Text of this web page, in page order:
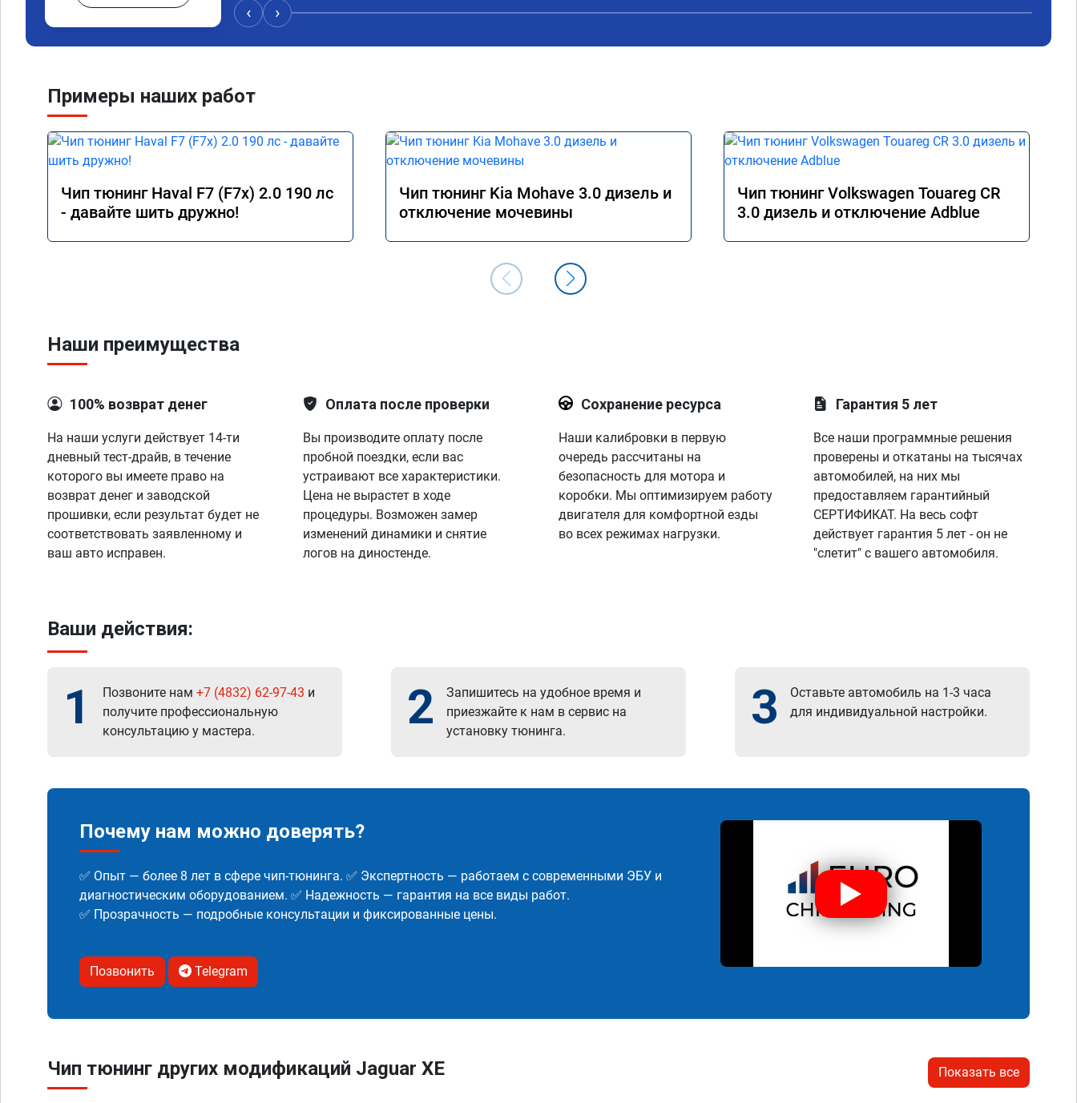
всем, кто сомневается.
‹ ›
Примеры наших работ
Чип тюнинг Haval F7 (F7x) 2.0 190 лс
- давайте шить дружно!
Чип тюнинг Kia Mohave 3.0 дизель и
отключение мочевины
Чип тюнинг Volkswagen Touareg CR
3.0 дизель и отключение Adblue
Наши преимущества
100% возврат денег
На наши услуги действует 14-ти
дневный тест-драйв, в течение
которого вы имеете право на
возврат денег и заводской
прошивки, если результат будет не
соответствовать заявленному и
ваш авто исправен.
Оплата после проверки
Вы производите оплату после
пробной поездки, если вас
устраивают все характеристики.
Цена не вырастет в ходе
процедуры. Возможен замер
изменений динамики и снятие
логов на диностенде.
Сохранение ресурса
Наши калибровки в первую
очередь рассчитаны на
безопасность для мотора и
коробки. Мы оптимизируем работу
двигателя для комфортной езды
во всех режимах нагрузки.
Гарантия 5 лет
Все наши программные решения
проверены и откатаны на тысячах
автомобилей, на них мы
предоставляем гарантийный
СЕРТИФИКАТ. На весь софт
действует гарантия 5 лет - он не
"слетит" с вашего автомобиля.
Ваши действия:
1 Позвоните нам +7 (4832) 62-97-43 и
получите профессиональную
консультацию у мастера.
2
Запишитесь на удобное время и
приезжайте к нам в сервис на
установку тюнинга.
3
Оставьте автомобиль на 1-3 часа
для индивидуальной настройки.
Почему нам можно доверять?
✅ Опыт — более 8 лет в сфере чип-тюнинга. ✅ Экспертность — работаем с современными ЭБУ и
диагностическим оборудованием. ✅ Надежность — гарантия на все виды работ.
✅ Прозрачность — подробные консультации и фиксированные цены.
Позвонить Telegram
Чип тюнинг других модификаций Jaguar XE Показать все